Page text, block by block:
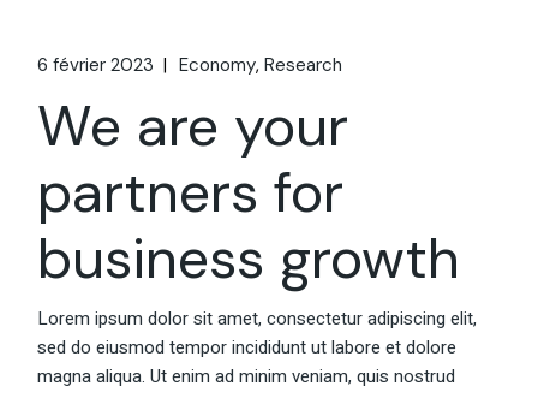
6 février 2023 Economy Research
We are your
partners for
business growth
Lorem ipsum dolor sit amet, consectetur adipiscing elit,
sed do eiusmod tempor incididunt ut labore et dolore
magna aliqua. Ut enim ad minim veniam, quis nostrud